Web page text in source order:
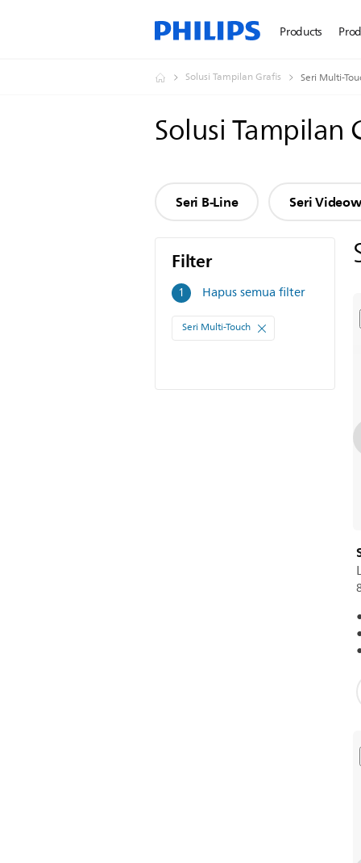
Products
Solusi Tampilan Grafis Seri Multi-
Solusi Tampilan
Seri B-Line Seri
Filter
1 Filter
Hapus semua filter
Seri Multi-Touch